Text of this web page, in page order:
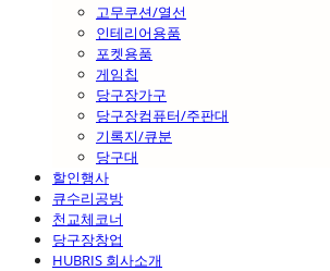
고무쿠션/열선
인테리어용품
포켓용품
게임칩
당구장가구
당구장컴퓨터/주판대
기록지/큐분
당구대
할인행사
큐수리공방
천교체코너
당구장창업
HUBRIS 회사소개